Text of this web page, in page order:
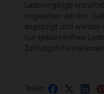
Ladevorgänge
angesehen werden.
angezeigt und werden
nur gebührenfreie
Teilen: